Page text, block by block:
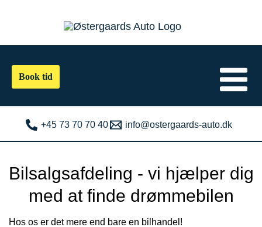
Book tid
+45 73 70 70 40 info@ostergaards-auto.dk
Bilsalgsafdeling - vi hjælper dig
med at finde drømmebilen
Hos os er det mere end bare en bilhandel!